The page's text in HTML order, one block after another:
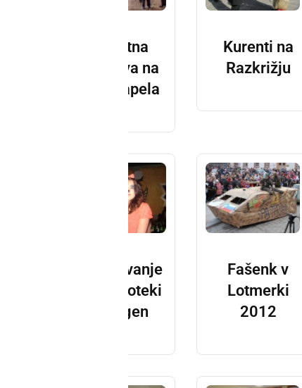
Pustna
zabava na
OŠ Kapela
Kurenti na
Razkrižju
Pustovanje
v diskoteki
Oxigen
Fašenk v
Lotmerki
2012